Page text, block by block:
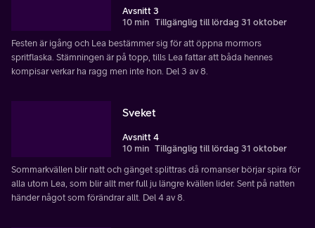
Avsnitt 3
10 min Tillgänglig till lördag 31 oktober
Festen är igång och Lea bestämmer sig för att öppna mormors
spritflaska. Stämningen är på topp, tills Lea fattar att båda hennes
kompisar verkar ha ragg men inte hon. Del 3 av 8.
Sveket
Avsnitt 4
10 min Tillgänglig till lördag 31 oktober
Sommarkvällen blir natt och gänget splittras då romanser börjar spira för
alla utom Lea, som blir allt mer full ju längre kvällen lider. Sent på natten
händer något som förändrar allt. Del 4 av 8.